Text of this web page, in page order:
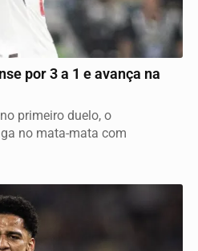
por 3 a 1 e avança na
primeiro duelo, o
no mata-mata com